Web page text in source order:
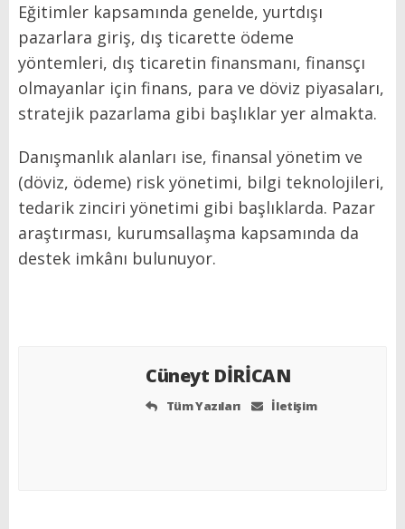
Eğitimler kapsamında genelde, yurtdışı
pazarlara giriş, dış ticarette ödeme
yöntemleri, dış ticaretin finansmanı, finansçı
olmayanlar için finans, para ve döviz piyasaları,
stratejik pazarlama gibi başlıklar yer almakta.
Danışmanlık alanları ise, finansal yönetim ve
(döviz, ödeme) risk yönetimi, bilgi teknolojileri,
tedarik zinciri yönetimi gibi başlıklarda. Pazar
araştırması, kurumsallaşma kapsamında da
destek imkânı bulunuyor.
Cüneyt DİRİCAN
Tüm Yazıları İletişim